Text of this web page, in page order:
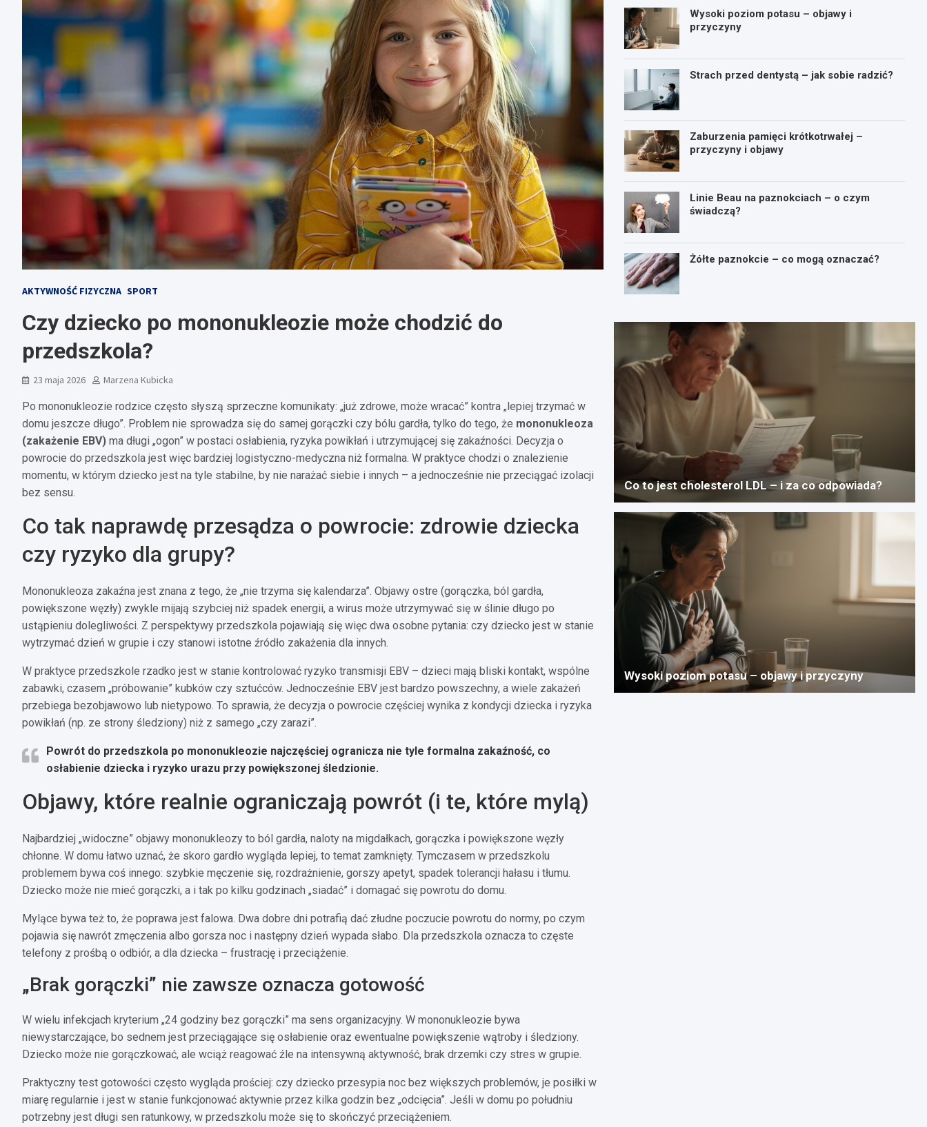
AKTYWNOŚĆ FIZYCZNA SPORT
Czy dziecko po mononukleozie może chodzić do
przedszkola?
23 maja 2026 Marzena Kubicka
Po mononukleozie rodzice często słyszą sprzeczne komunikaty: „już zdrowe, może wracać” kontra „lepiej trzymać w
domu jeszcze długo”. Problem nie sprowadza się do samej gorączki czy bólu gardła, tylko do tego, że mononukleoza
(zakażenie EBV) ma długi „ogon” w postaci osłabienia, ryzyka powikłań i utrzymującej się zakaźności. Decyzja o
powrocie do przedszkola jest więc bardziej logistyczno-medyczna niż formalna. W praktyce chodzi o znalezienie
momentu, w którym dziecko jest na tyle stabilne, by nie narażać siebie i innych – a jednocześnie nie przeciągać izolacji
bez sensu.
Co tak naprawdę przesądza o powrocie: zdrowie dziecka
czy ryzyko dla grupy?
Mononukleoza zakaźna jest znana z tego, że „nie trzyma się kalendarza”. Objawy ostre (gorączka, ból gardła,
powiększone węzły) zwykle mijają szybciej niż spadek energii, a wirus może utrzymywać się w ślinie długo po
ustąpieniu dolegliwości. Z perspektywy przedszkola pojawiają się więc dwa osobne pytania: czy dziecko jest w stanie
wytrzymać dzień w grupie i czy stanowi istotne źródło zakażenia dla innych.
W praktyce przedszkole rzadko jest w stanie kontrolować ryzyko transmisji EBV – dzieci mają bliski kontakt, wspólne
zabawki, czasem „próbowanie” kubków czy sztućców. Jednocześnie EBV jest bardzo powszechny, a wiele zakażeń
przebiega bezobjawowo lub nietypowo. To sprawia, że decyzja o powrocie częściej wynika z kondycji dziecka i ryzyka
powikłań (np. ze strony śledziony) niż z samego „czy zarazi”.
Powrót do przedszkola po mononukleozie najczęściej ogranicza nie tyle formalna zakaźność, co
osłabienie dziecka i ryzyko urazu przy powiększonej śledzionie.
Objawy, które realnie ograniczają powrót (i te, które mylą)
Najbardziej „widoczne” objawy mononukleozy to ból gardła, naloty na migdałkach, gorączka i powiększone węzły
chłonne. W domu łatwo uznać, że skoro gardło wygląda lepiej, to temat zamknięty. Tymczasem w przedszkolu
problemem bywa coś innego: szybkie męczenie się, rozdrażnienie, gorszy apetyt, spadek tolerancji hałasu i tłumu.
Dziecko może nie mieć gorączki, a i tak po kilku godzinach „siadać” i domagać się powrotu do domu.
Mylące bywa też to, że poprawa jest falowa. Dwa dobre dni potrafią dać złudne poczucie powrotu do normy, po czym
pojawia się nawrót zmęczenia albo gorsza noc i następny dzień wypada słabo. Dla przedszkola oznacza to częste
telefony z prośbą o odbiór, a dla dziecka – frustrację i przeciążenie.
„Brak gorączki” nie zawsze oznacza gotowość
W wielu infekcjach kryterium „24 godziny bez gorączki” ma sens organizacyjny. W mononukleozie bywa
niewystarczające, bo sednem jest przeciągające się osłabienie oraz ewentualne powiększenie wątroby i śledziony.
Dziecko może nie gorączkować, ale wciąż reagować źle na intensywną aktywność, brak drzemki czy stres w grupie.
Praktyczny test gotowości często wygląda prościej: czy dziecko przesypia noc bez większych problemów, je posiłki w
miarę regularnie i jest w stanie funkcjonować aktywnie przez kilka godzin bez „odcięcia”. Jeśli w domu po południu
potrzebny jest długi sen ratunkowy, w przedszkolu może się to skończyć przeciążeniem.
Wysoki poziom potasu – objawy i
przyczyny
Strach przed dentystą – jak sobie radzić?
Zaburzenia pamięci krótkotrwałej –
przyczyny i objawy
Linie Beau na paznokciach – o czym
świadczą?
Żółte paznokcie – co mogą oznaczać?
Co to jest cholesterol LDL – i za co odpowiada?
Wysoki poziom potasu – objawy i przyczyny